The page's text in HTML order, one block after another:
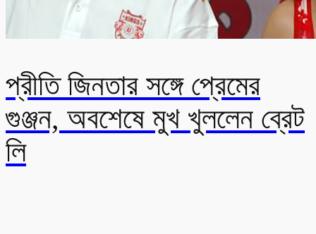
প্রীতি জিনতার সঙ্গে প্রেমের
গুঞ্জন, অবশেষে মুখ খুললেন ব্রেট
লি